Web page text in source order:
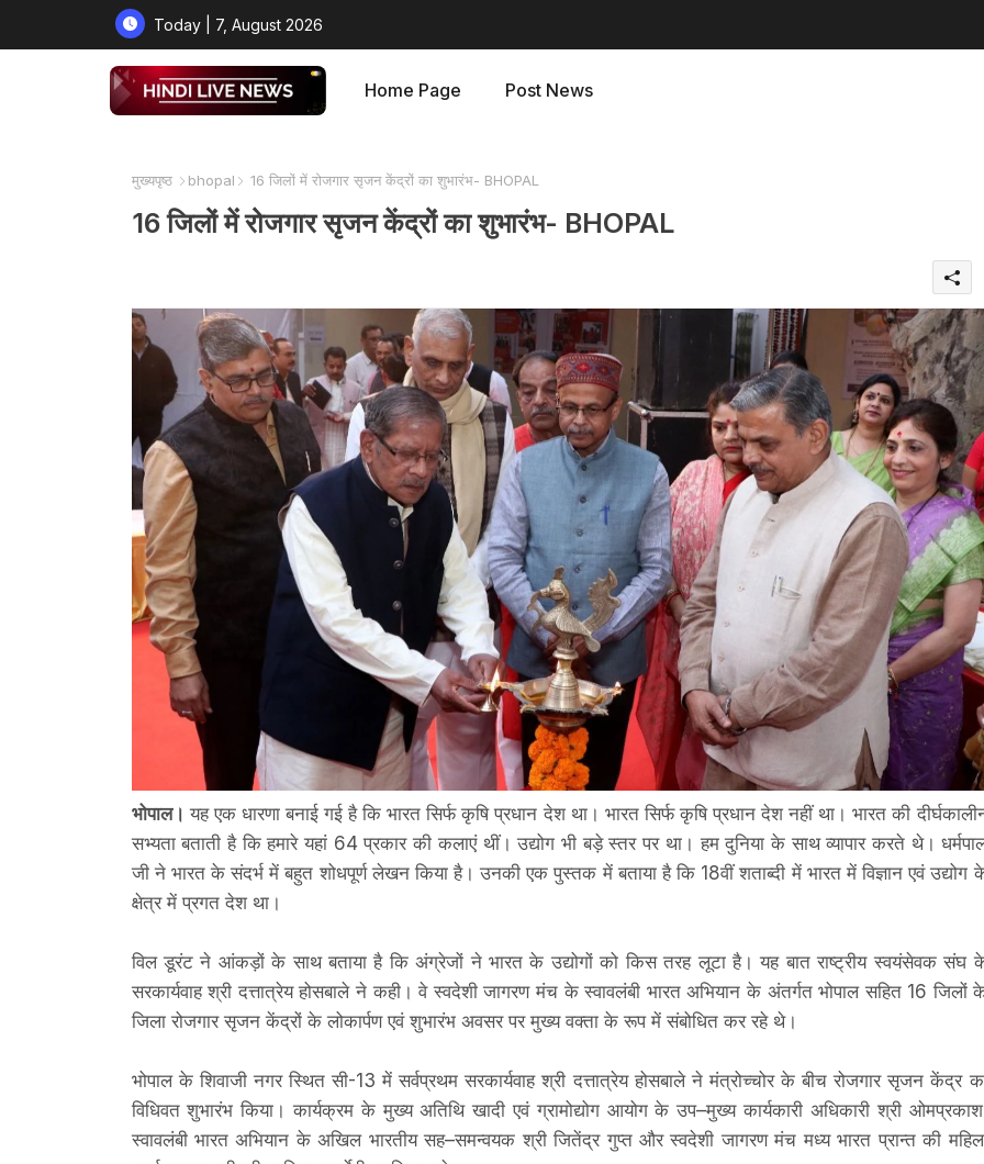
Today | 7, August 2026
Home Page Post News
मुख्यपृष्ठ bhopal 16 जिलों में रोजगार सृजन केंद्रों का शुभारंभ- BHOPAL
16 जिलों में रोजगार सृजन केंद्रों का शुभारंभ- BHOPAL
भोपाल। यह एक धारणा बनाई गई है कि भारत सिर्फ कृषि प्रधान देश था। भारत सिर्फ कृषि प्रधान देश नहीं था। भारत की
सभ्यता बताती है कि हमारे यहां 64 प्रकार की कलाएं थीं। उद्योग भी बड़े स्तर पर था। हम दुनिया के साथ व्यापार करते थे।
जी ने भारत के संदर्भ में बहुत शोधपूर्ण लेखन किया है। उनकी एक पुस्तक में बताया है कि 18वीं शताब्दी में भारत में विज्ञान एवं उद्योग
क्षेत्र में प्रगत देश था।
विल डूरंट ने आंकड़ों के साथ बताया है कि अंग्रेजों ने भारत के उद्योगों को किस तरह लूटा है। यह बात राष्ट्रीय स्वयंसेवक संघ
सरकार्यवाह श्री दत्तात्रेय होसबाले ने कही। वे स्वदेशी जागरण मंच के स्वावलंबी भारत अभियान के अंतर्गत भोपाल सहित 16 जिलों
जिला रोजगार सृजन केंद्रों के लोकार्पण एवं शुभारंभ अवसर पर मुख्य वक्ता के रूप में संबोधित कर रहे थे।
भोपाल के शिवाजी नगर स्थित सी-13 में सर्वप्रथम सरकार्यवाह श्री दत्तात्रेय होसबाले ने मंत्रोच्चोर के बीच रोजगार सृजन केंद्र
विधिवत शुभारंभ किया। कार्यक्रम के मुख्य अतिथि खादी एवं ग्रामोद्योग आयोग के उप–मुख्य कार्यकारी अधिकारी श्री
स्वावलंबी भारत अभियान के अखिल भारतीय सह–समन्वयक श्री जितेंद्र गुप्त और स्वदेशी जागरण मंच मध्य भारत प्रान्त की